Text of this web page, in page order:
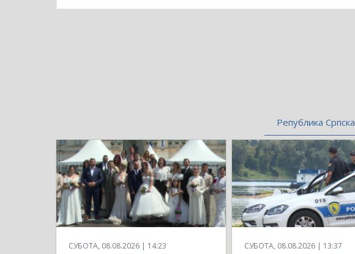
Република Српска
СУБОТА, 08.08.2026 | 14:23 СУБОТА, 08.08.2026 | 13:37